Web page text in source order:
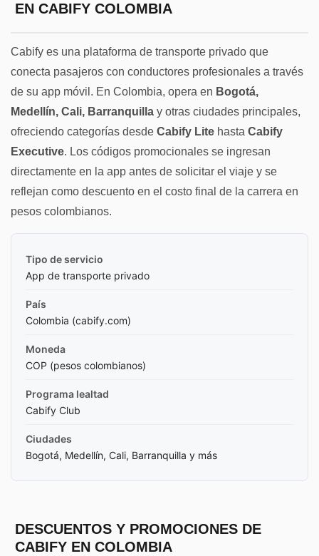
EN CABIFY COLOMBIA
Cabify es una plataforma de transporte privado que
conecta pasajeros con conductores profesionales a través
de su app móvil. En Colombia, opera en Bogotá,
Medellín, Cali, Barranquilla y otras ciudades principales,
ofreciendo categorías desde Cabify Lite hasta Cabify
Executive. Los códigos promocionales se ingresan
directamente en la app antes de solicitar el viaje y se
reflejan como descuento en el costo final de la carrera en
pesos colombianos.
Tipo de servicio
App de transporte privado
País
Colombia (cabify.com)
Moneda
COP (pesos colombianos)
Programa lealtad
Cabify Club
Ciudades
Bogotá, Medellín, Cali, Barranquilla y más
DESCUENTOS Y PROMOCIONES DE
CABIFY EN COLOMBIA